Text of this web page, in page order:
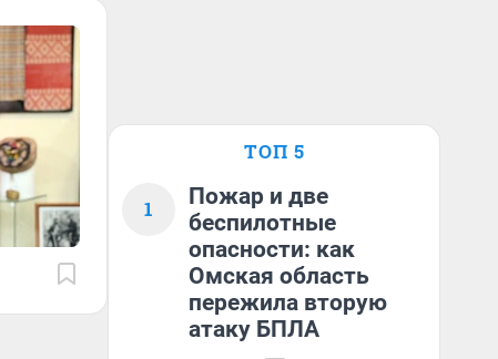
ТОП 5
1
Пожар и две
беспилотные
опасности: как
Омская область
пережила вторую
атаку БПЛА